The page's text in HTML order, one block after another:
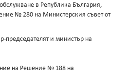
в Република България,
№ 280 на Министерския съвет от
председателят и министър на
на Решение № 188 на